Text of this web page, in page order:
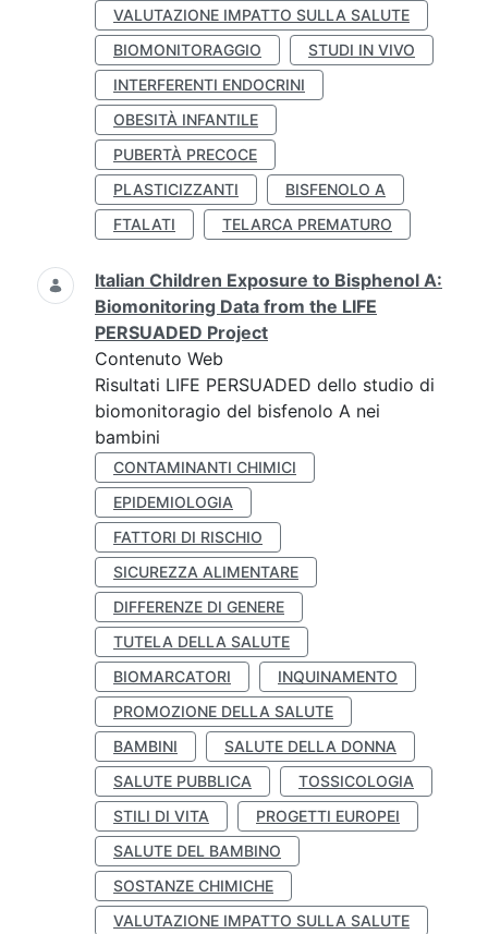
VALUTAZIONE IMPATTO SULLA SALUTE
BIOMONITORAGGIO
STUDI IN VIVO
INTERFERENTI ENDOCRINI
OBESITÀ INFANTILE
PUBERTÀ PRECOCE
PLASTICIZZANTI
BISFENOLO A
FTALATI
TELARCA PREMATURO
Italian Children Exposure to Bisphenol A:
Biomonitoring Data from the LIFE
PERSUADED Project
Contenuto Web
Risultati LIFE PERSUADED dello studio di
biomonitoragio del bisfenolo A nei
bambini
CONTAMINANTI CHIMICI
EPIDEMIOLOGIA
FATTORI DI RISCHIO
SICUREZZA ALIMENTARE
DIFFERENZE DI GENERE
TUTELA DELLA SALUTE
BIOMARCATORI
INQUINAMENTO
PROMOZIONE DELLA SALUTE
BAMBINI
SALUTE DELLA DONNA
SALUTE PUBBLICA
TOSSICOLOGIA
STILI DI VITA
PROGETTI EUROPEI
SALUTE DEL BAMBINO
SOSTANZE CHIMICHE
VALUTAZIONE IMPATTO SULLA SALUTE